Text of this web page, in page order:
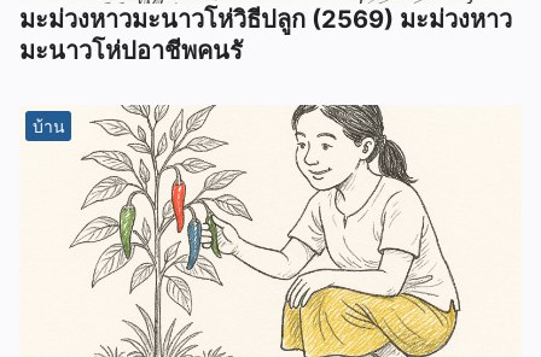
มะม่วงหาวมะนาวโห่วิธีปลูก (2569) มะม่วงหาว
มะนาวโห่ปอาชีพคนรั
บ้าน